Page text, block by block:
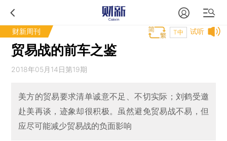
财新周刊 试听
T中
贸易战的前车之鉴
2018年05月14日第19期
美方的贸易要求清单诚意不足、不切实际；刘鹤受邀
赴美再谈，迹象却很积极。虽然避免贸易战不易，但
应尽可能减少贸易战的负面影响